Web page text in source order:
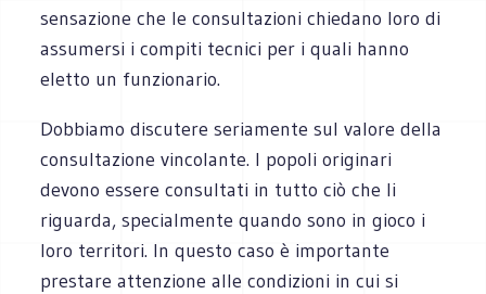
sensazione che le consultazioni chiedano loro di
assumersi i compiti tecnici per i quali hanno
eletto un funzionario.
Dobbiamo discutere seriamente sul valore della
consultazione vincolante. I popoli originari
devono essere consultati in tutto ciò che li
riguarda, specialmente quando sono in gioco i
loro territori. In questo caso è importante
prestare attenzione alle condizioni in cui si